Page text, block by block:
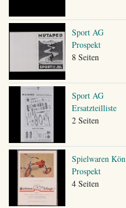
Sport AG
Prospekt
8 Seiten
Sport AG
Ersatzteilliste
2 Seiten
Spielwaren
Prospekt
4 Seiten